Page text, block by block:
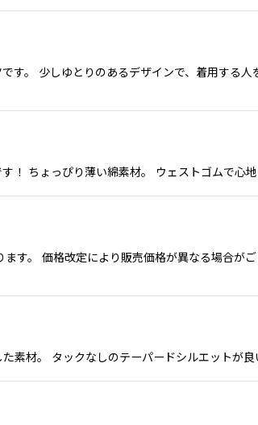
。 少しゆとりのあるデザインで、着用する人
！ ちょっぴり薄い綿素材。 ウェストゴムで心
。 価格改定により販売価格が異なる場合が
素材。 タックなしのテーパードシルエット